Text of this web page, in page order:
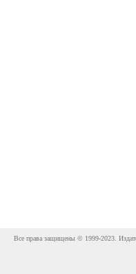
Все права защищены © 1999-2023.